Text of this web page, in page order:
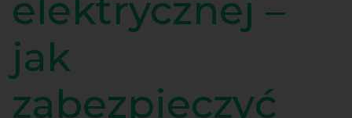
elektrycznej –
jak
zabezpieczyć